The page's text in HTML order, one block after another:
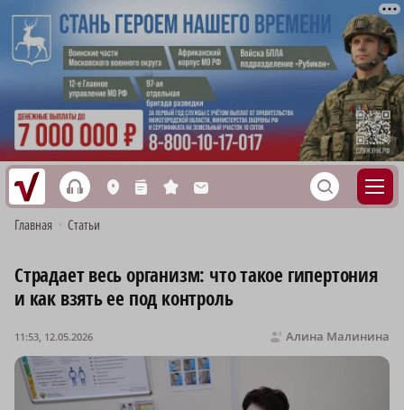
h L n s M S
Главная Статьи
Страдает весь организм: что такое гипертония
и как взять ее под контроль
Алина Малинина
11:53, 12.05.2026